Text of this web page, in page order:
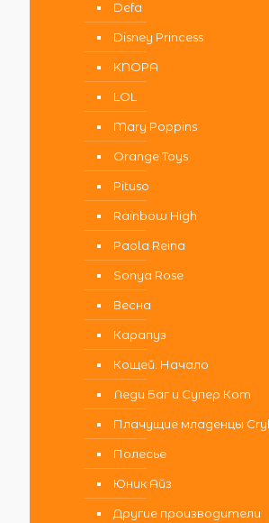
Defa
Disney Princess
KNOPA
LOL
Mary Poppins
Orange Toys
Pituso
Rainbow High
Paola Reina
Sonya Rose
Весна
Карапуз
Кощей. Начало
Леди Баг и Супер Кот
Плачущие младенцы
Полесье
Юник Айз
Другие производители